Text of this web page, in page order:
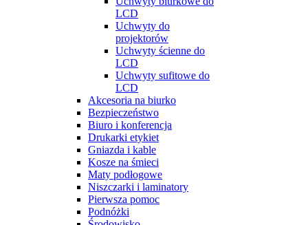
LCD
Uchwyty do
projektorów
Uchwyty ścienne do
LCD
Uchwyty sufitowe do
LCD
Akcesoria na biurko
Bezpieczeństwo
Biuro i konferencja
Drukarki etykiet
Gniazda i kable
Kosze na śmieci
Maty podłogowe
Niszczarki i laminatory
Pierwsza pomoc
Podnóżki